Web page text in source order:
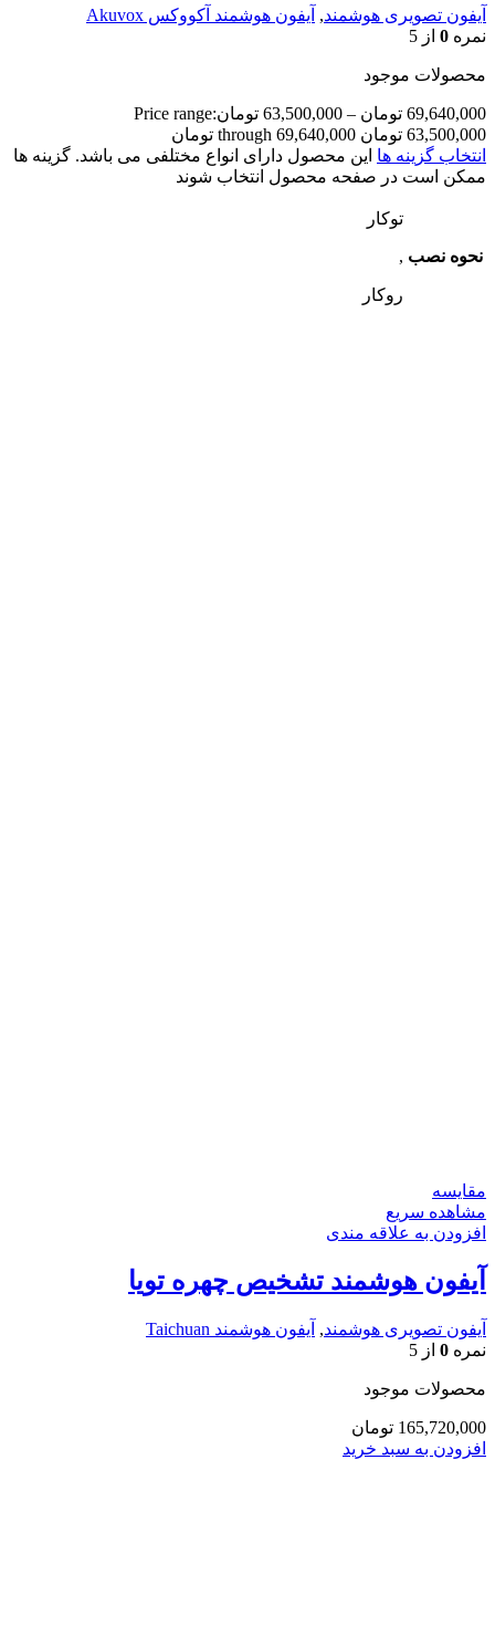
آیفون تصویری هوشمند, آیفون هوشمند آکووکس Akuvox
نمره 0 از 5
محصولات موجود
69,640,000 تومان –
63,500,000 تومانPrice range:
63,500,000 تومان through 69,640,000 تومان
انتخاب گزینه ها این محصول دارای انواع مختلفی می باشد. گزینه ها
ممکن است در صفحه محصول انتخاب شوند
نحوه نصب
توکار
,
روکار
مقایسه
مشاهده سریع
افزودن به علاقه مندی
آیفون هوشمند تشخیص چهره تویا
آیفون تصویری هوشمند, آیفون هوشمند Taichuan
نمره 0 از 5
محصولات موجود
165,720,000 تومان
افزودن به سبد خرید